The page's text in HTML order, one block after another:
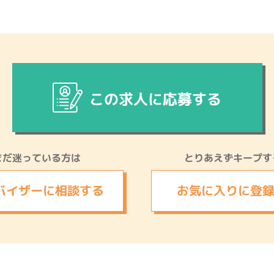
この求人に応募する
迷っている方は
イザーに相談する
とりあえずキープす
お気に入りに登